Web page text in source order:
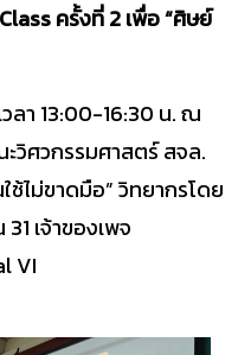
ครั้งที่ 2เพื่อ “ศิษย์
ลา 13:00-16:30 น. ณ
วิศวกรรมศาสตร์ สจล.
ช้ไม่ขาดมือ” วิทยากรโดย
เจ้าของเพจ
VI